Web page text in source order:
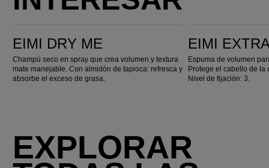
EIMI DRY ME
Champú seco en spray que crea volumen y textura
mate manejable. Con almidón de tapioca: refresca y
absorbe el exceso de grasa.
EIMI
Espuma de volumen
Protege el cabello de la
Nivel de fijación: 3.
EXPLORAR